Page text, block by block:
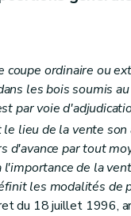
coupe ordinaire ou
les bois soumis
par voie
lieu de la vente son
d'avance par tout
de la
les modalités de
du 18 juillet 1996,